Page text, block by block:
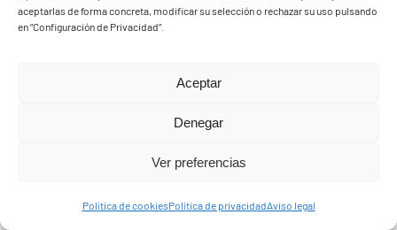
aceptarlas de forma concreta, modificar su selección o rechazar su uso pulsando
en “Configuración de Privacidad”.
Aceptar
Denegar
Ver preferencias
Política de cookiesPolítica de privacidadAviso legal
VideoActas
Callejero del municipio